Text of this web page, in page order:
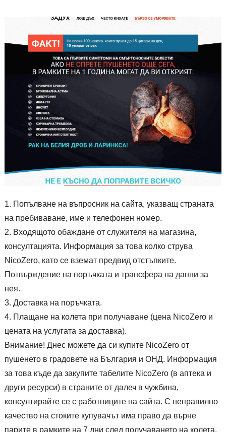
Попълване на въпросник на сайта, указващ страната
на пребиваване, име и телефонен номер.
Входящото обаждане от служителя на магазина,
консултацията. Информация за това колко струва
NicoZero, като се вземат предвид отстъпките.
Потвърждение на поръчката и трансфера на данни за
нея.
Доставка на поръчката.
Плащане на колета при получаване (цена NicoZero и
цената на услугата за доставка).
Внимание! Днес можете да си купите NicoZero от
пушенето в градовете на България и ОНД. Информация
за това къде да закупите табелите NicoZero (в аптека и
други ресурси) в страните от далеч в чужбина,
консултирайте се с работниците на сайта. С неправилно
качество на стоките купувачът има право да върне
парите в рамките на 7 дни след получаването на колета.